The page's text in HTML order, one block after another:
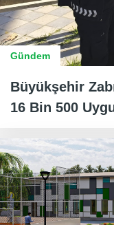
Gündem
Büyükşehir
16 Bin 500